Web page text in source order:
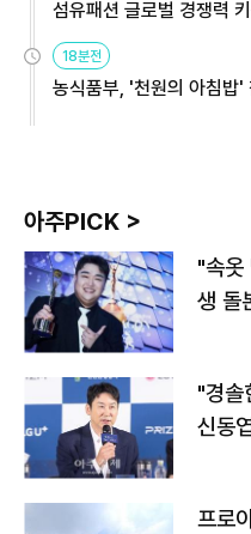
섬유패션 글로벌 경쟁력
원
18분전
농식품부, '천원의 아침밥
아주PICK >
"속옷
생 돌
"경솔
신동
프로